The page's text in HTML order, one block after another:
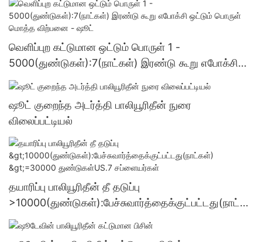
வெளிப்புற கட்டுமான ஒட்டும் பொருள் 1 -
5000(துண்டுகள்):7(நாட்கள்) இரண்டு கூறு எபோக்சி
ஒட்டும் பொருள் மொத்த விற்பனை - ஷூட்
ஷூட் குறைந்த அடர்த்தி பாலியூரிதீன் நுரை
விலைப்பட்டியல்
தயாரிப்பு பாலியூரிதீன் தீ தடுப்பு
>10000(துண்டுகள்):பேச்சுவார்த்தைக்குட்பட்டது(நாட்க
ள்) >=30000 துண்டுகள்US.7 சப்ளையர்கள்